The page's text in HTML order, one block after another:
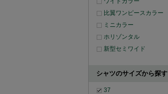
比翼ワンピースカラー
ミニカラー
ホリゾンタル
新型セミワイド
シャツのサイズから探す
37